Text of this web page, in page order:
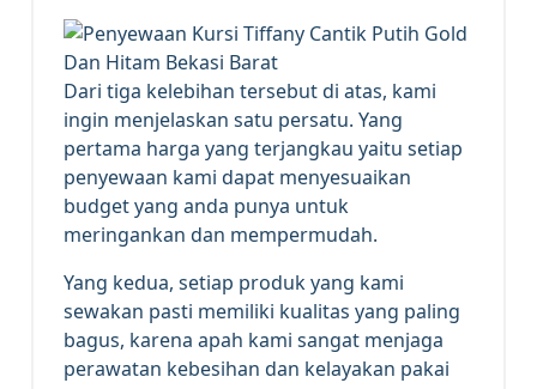
Dari tiga kelebihan tersebut di atas, kami
ingin menjelaskan satu persatu. Yang
pertama harga yang terjangkau yaitu setiap
penyewaan kami dapat menyesuaikan
budget yang anda punya untuk
meringankan dan mempermudah.
Yang kedua, setiap produk yang kami
sewakan pasti memiliki kualitas yang paling
bagus, karena apah kami sangat menjaga
perawatan kebesihan dan kelayakan pakai